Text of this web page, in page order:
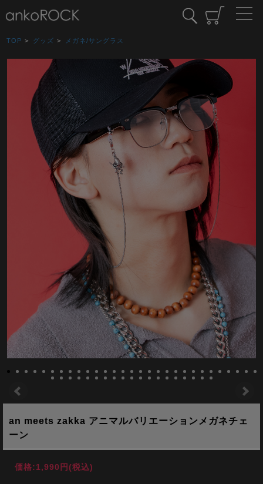
TOP > グッズ > メガネ/サングラス
an meets zakka アニマルバリエーションメガネチェ
ーン
価格:1,990円(税込)